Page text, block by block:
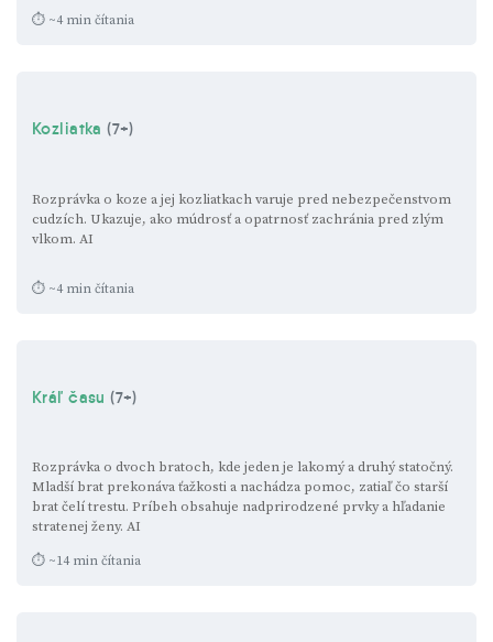
⏱ ~4 min čítania
Kozliatka(7+)
Rozprávka o koze a jej kozliatkach varuje pred nebezpečenstvom
cudzích. Ukazuje, ako múdrosť a opatrnosť zachránia pred zlým
vlkom. AI
⏱ ~4 min čítania
Kráľ času(7+)
Rozprávka o dvoch bratoch, kde jeden je lakomý a druhý statočný.
Mladší brat prekonáva ťažkosti a nachádza pomoc, zatiaľ čo starší
brat čelí trestu. Príbeh obsahuje nadprirodzené prvky a hľadanie
stratenej ženy. AI
⏱ ~14 min čítania